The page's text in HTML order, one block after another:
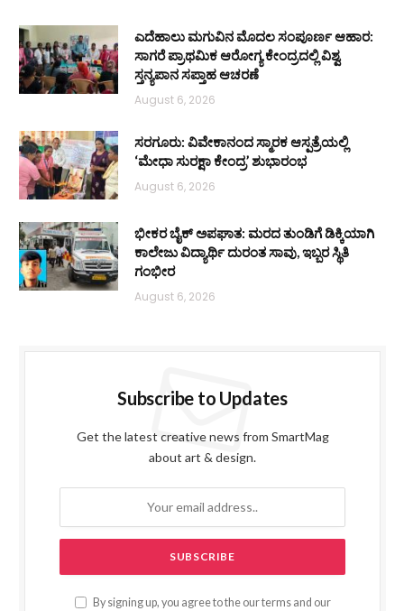
ಎದೆಹಾಲು ಮಗುವಿನ ಮೊದಲ ಸಂಪೂರ್ಣ ಆಹಾರ:
ಸಾಗರೆ ಪ್ರಾಥಮಿಕ ಆರೋಗ್ಯ ಕೇಂದ್ರದಲ್ಲಿ ವಿಶ್ವ
ಸ್ತನ್ಯಪಾನ ಸಪ್ತಾಹ ಆಚರಣೆ
August 6, 2026
ಸರಗೂರು: ವಿವೇಕಾನಂದ ಸ್ಮಾರಕ ಆಸ್ಪತ್ರೆಯಲ್ಲಿ
‘ಮೇಧಾ ಸುರಕ್ಷಾ ಕೇಂದ್ರ’ ಶುಭಾರಂಭ
August 6, 2026
ಭೀಕರ ಬೈಕ್ ಅಪಘಾತ: ಮರದ ತುಂಡಿಗೆ ಡಿಕ್ಕಿಯಾಗಿ
ಕಾಲೇಜು ವಿದ್ಯಾರ್ಥಿ ದುರಂತ ಸಾವು, ಇಬ್ಬರ ಸ್ಥಿತಿ
ಗಂಭೀರ
August 6, 2026
Subscribe to Updates
Get the latest creative news from SmartMag
about art & design.
By signing up, you agree to the our terms and our